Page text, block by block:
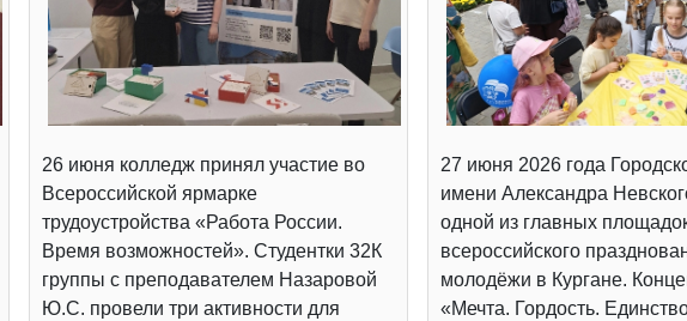
26 июня колледж принял участие во
Всероссийской ярмарке
трудоустройства «Работа России.
Время возможностей». Студентки 32К
группы с преподавателем Назаровой
Ю.С. провели три активности для
27 июня 2026 года
имени Александра
одной из главных
всероссийского
молодёжи в Кургане.
«Мечта. Гордость.